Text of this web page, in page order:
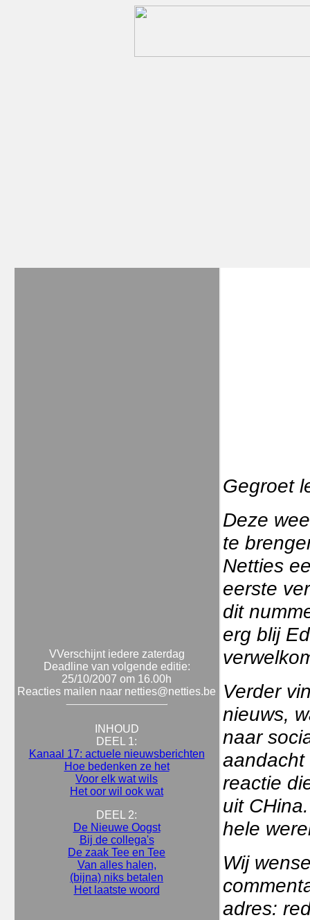
VVerschijnt iedere zaterdag
Deadline van volgende editie:
25/10/2007 om 16.00h
Reacties mailen naar netties@netties.be
INHOUD
DEEL 1:
Kanaal 17: actuele nieuwsberichten
Hoe bedenken ze het
Voor elk wat wils
Het oor wil ook wat
DEEL 2:
De Nieuwe Oogst
Bij de collega's
De zaak Tee en Tee
Van alles halen,
(bijna) niks betalen
Het laatste woord
Gegroet
Deze
te
Netties
eerste
dit
erg blij
Verder
nieuws,
naar
aandacht
reactie
uit
hele
Wij
adres: